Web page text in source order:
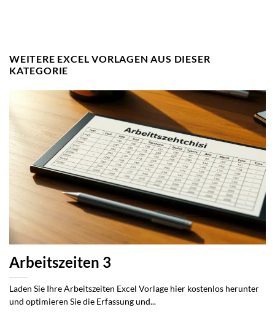
WEITERE EXCEL VORLAGEN AUS DIESER
KATEGORIE
Arbeitszeiten 3
Laden Sie Ihre Arbeitszeiten Excel Vorlage hier kostenlos herunter
und optimieren Sie die Erfassung und...